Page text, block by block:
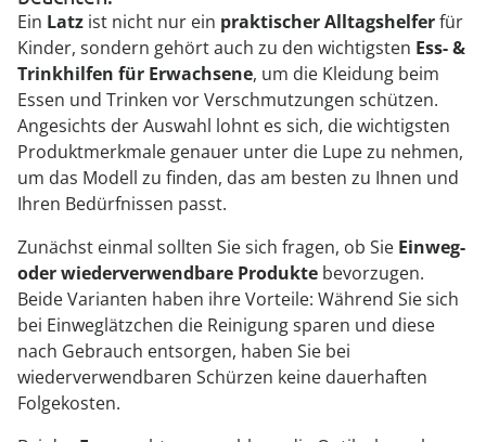
Ein Latz ist nicht nur ein praktischer Alltagshelferfür
Kinder, sondern gehört auch zu den wichtigsten Ess- &
Trinkhilfen für Erwachsene, um die Kleidung beim
Essen und Trinken vor Verschmutzungen schützen.
Angesichts der Auswahl lohnt es sich, die wichtigsten
Produktmerkmale genauer unter die Lupe zu nehmen,
um das Modell zu finden, das am besten zu Ihnen und
Ihren Bedürfnissen passt.
Zunächst einmal sollten Sie sich fragen, ob Sie Einweg-
oder wiederverwendbare Produkte bevorzugen.
Beide Varianten haben ihre Vorteile: Während Sie sich
bei Einweglätzchen die Reinigung sparen und diese
nach Gebrauch entsorgen, haben Sie bei
wiederverwendbaren Schürzen keine dauerhaften
Folgekosten.